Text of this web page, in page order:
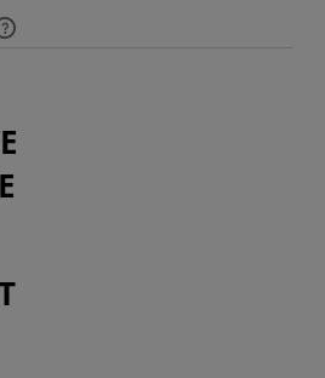
kosztów płatności